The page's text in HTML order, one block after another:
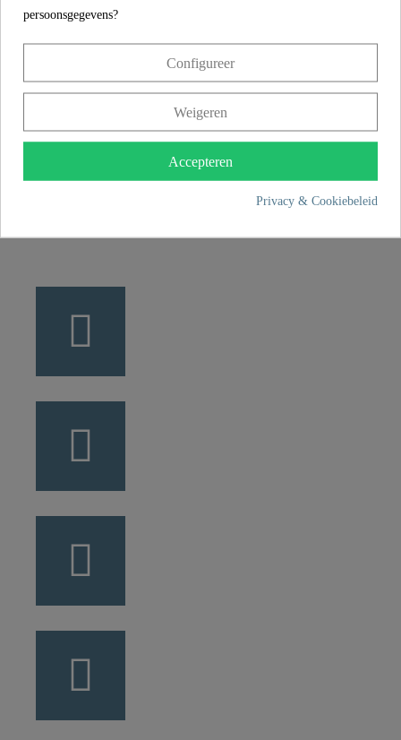
CONTACT
Franz Joseph Schütte GmbH
+49 5407 8707 0
persoonsgegevens?
Configureer
Weigeren
Accepteren
Privacy & Cookiebeleid